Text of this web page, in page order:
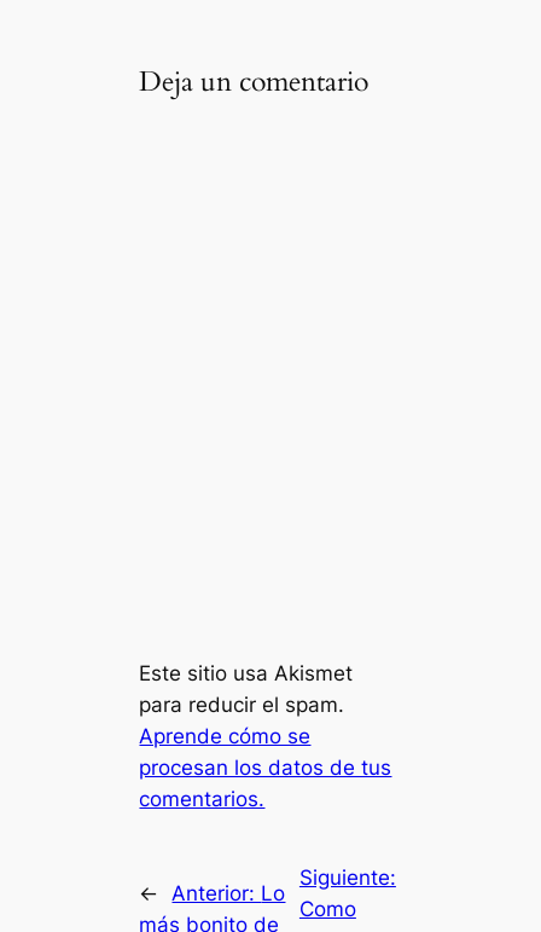
Deja un comentario
Este sitio usa Akismet
para reducir el spam.
Aprende cómo se
procesan los datos de tus
comentarios.
← Anterior: Lo
más bonito de
Siguiente:
Como